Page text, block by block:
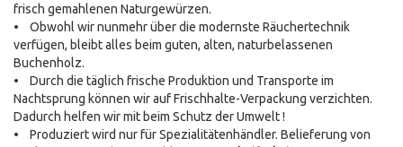
frisch gemahlenen Naturgewürzen.
• Obwohl wir nunmehr über die modernste Räuchertechnik
verfügen, bleibt alles beim guten, alten, naturbelassenen
Buchenholz.
• Durch die täglich frische Produktion und Transporte im
Nachtsprung können wir auf Frischhalte-Verpackung verzichten.
Dadurch helfen wir mit beim Schutz der Umwelt !
• Produziert wird nur für Spezialitätenhändler. Belieferung von